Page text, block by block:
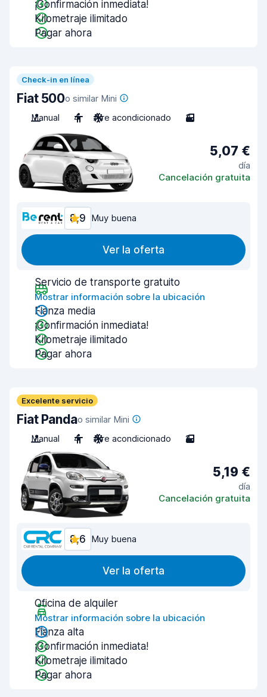
¡Confirmación inmediata!
Kilometraje ilimitado
Pagar ahora
Check-in en línea
Fiat 500o similar Mini
Manual
4 Aire acondicionado 3
5,07 €
día
Cancelación gratuita
8,9 Muy buena
Ver la oferta
Servicio de transporte gratuito
Mostrar información sobre la ubicación
Fianza media
¡Confirmación inmediata!
Kilometraje ilimitado
Pagar ahora
Excelente servicio
Fiat Pandao similar Mini
Manual
4 Aire acondicionado 2
5,19 €
día
Cancelación gratuita
8,6 Muy buena
Ver la oferta
Oficina de alquiler
Mostrar información sobre la ubicación
Fianza alta
¡Confirmación inmediata!
Kilometraje ilimitado
Pagar ahora